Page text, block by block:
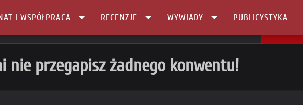
I WSPÓŁPRACA RECENZJE WYWIADY PUBLICYSTYKA
nie przegapisz żadnego konwentu!